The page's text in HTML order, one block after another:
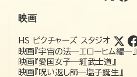
映画
HS ピクチャーズ スタジオ
映画『宇宙の法―エローヒム編―』
映画『愛国女子―紅武士道』
映画『呪い返し師—塩子誕生』